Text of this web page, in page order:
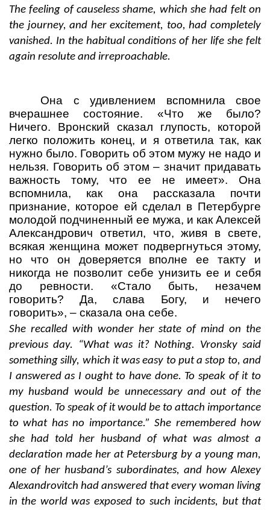
The feeling of causeless shame, which she had felt on
the journey, and her excitement, too, had completely
vanished. In the habitual conditions of her life she felt
again resolute and irreproachable.
Она с удивлением вспомнила свое
вчерашнее состояние. «Что же было?
Ничего. Вронский сказал глупость, которой
легко положить конец, и я ответила так, как
нужно было. Говорить об этом мужу не надо и
нельзя. Говорить об этом – значит придавать
важность тому, что ее не имеет». Она
вспомнила, как она рассказала почти
признание, которое ей сделал в Петербурге
молодой подчиненный ее мужа, и как Алексей
Александрович ответил, что, живя в свете,
всякая женщина может подвергнуться этому,
но что он доверяется вполне ее такту и
никогда не позволит себе унизить ее и себя
до ревности. «Стало быть, незачем
говорить? Да, слава Богу, и нечего
говорить», – сказала она себе.
She recalled with wonder her state of mind on the
previous day. “What was it? Nothing. Vronsky said
something silly, which it was easy to put a stop to, and
I answered as I ought to have done. To speak of it to
my husband would be unnecessary and out of the
question. To speak of it would be to attach importance
to what has no importance.” She remembered how
she had told her husband of what was almost a
declaration made her at Petersburg by a young man,
one of her husband’s subordinates, and how Alexey
Alexandrovitch had answered that every woman living
in the world was exposed to such incidents, but that